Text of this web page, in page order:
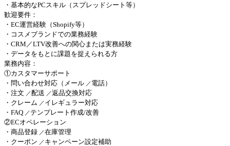
・基本的なPCスキル（スプレッドシート等）
歓迎要件：
・EC運営経験（Shopify等）
・コスメブランドでの業務経験
・CRM／LTV改善への関心または実務経験
・データをもとに課題を捉えられる方
業務内容：
①カスタマーサポート
・問い合わせ対応（メール ／電話）
・注文 ／配送 ／返品交換対応
・クレーム ／イレギュラー対応
・FAQ ／テンプレート作成/改善
②ECオペレーション
・商品登録 ／在庫管理
・クーポン ／キャンペーン設定補助